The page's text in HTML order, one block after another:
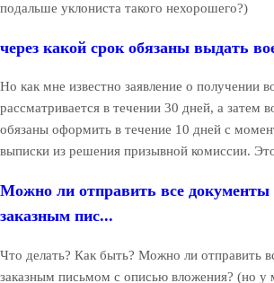
подальше уклониста такого нехорошего?)
через какой срок обязаны выдать
Но как мне известно заявление о получении
рассматривается в течении 30 дней, а затем
обязаны оформить в течение 10 дней с
выписки из решения призывной комиссии.
Можно ли отправить все документы
заказным пис...
Что делать? Как быть? Можно ли отправить
заказным письмом с описью вложения? (но у